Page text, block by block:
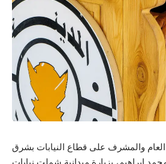
والمشرف على قطاع النيابات بشرق